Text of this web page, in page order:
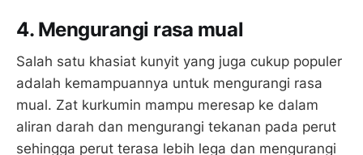
4. Mengurangi rasa mual
Salah satu khasiat kunyit yang juga cukup populer
adalah kemampuannya untuk mengurangi rasa
mual. Zat kurkumin mampu meresap ke dalam
aliran darah dan mengurangi tekanan pada perut
sehingga perut terasa lebih lega dan mengurangi